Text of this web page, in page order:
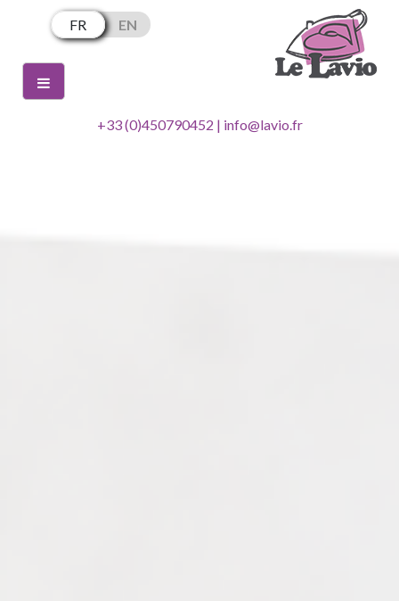
FR EN
+33 (0)450790452 | info@lavio.fr